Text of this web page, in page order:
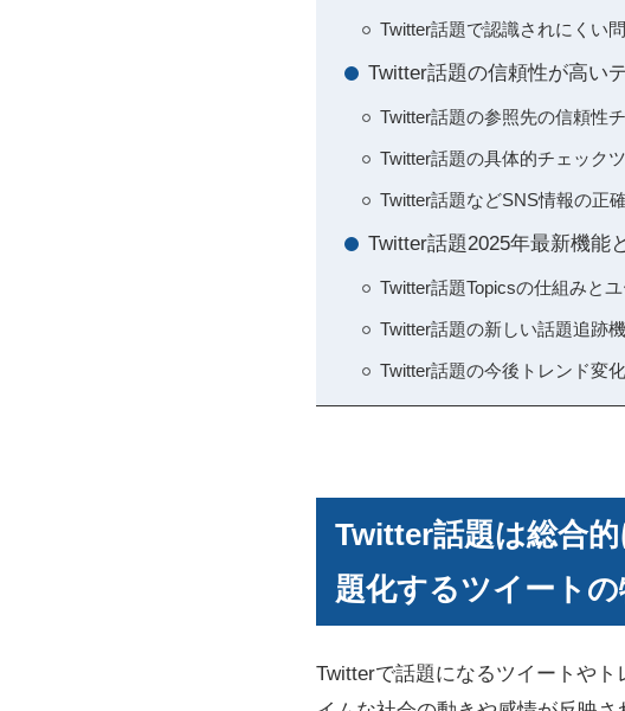
Twitter話題で認識されにくい
Twitter話題の信頼性が高い
Twitter話題の参照先の信頼性
Twitter話題の具体的チェック
Twitter話題などSNS情報の正
Twitter話題2025年最新機能
Twitter話題Topicsの仕組みと
Twitter話題の新しい話題追跡
Twitter話題の今後トレンド変
Twitter話題は総合
題化するツイート
Twitterで話題になるツイートや